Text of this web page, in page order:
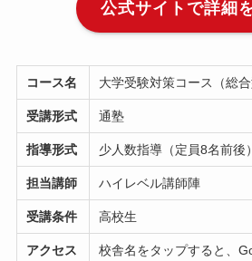
公式サイトで詳細
コース名 大学受験対策コース（総合
受講形式 通塾
指導形式 少人数指導（定員8名前後
担当講師 ハイレベル講師陣
受講条件 高校生
アクセス
校舎名をタップすると、